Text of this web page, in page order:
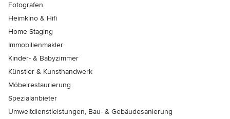
Fotografen
Heimkino & Hifi
Home Staging
Immobilienmakler
Kinder- & Babyzimmer
Künstler & Kunsthandwerk
Möbelrestaurierung
Spezialanbieter
Umweltdienstleistungen, Bau- & Gebäudesanierung